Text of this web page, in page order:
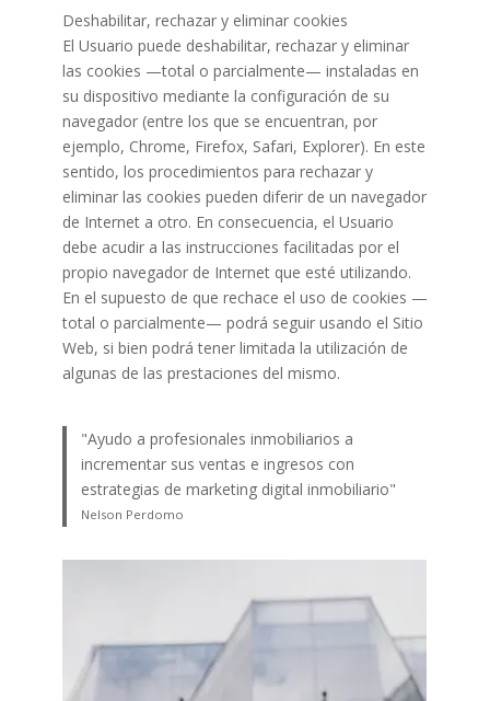
Deshabilitar, rechazar y eliminar cookies
El Usuario puede deshabilitar, rechazar y eliminar
las cookies —total o parcialmente— instaladas en
su dispositivo mediante la configuración de su
navegador (entre los que se encuentran, por
ejemplo, Chrome, Firefox, Safari, Explorer). En este
sentido, los procedimientos para rechazar y
eliminar las cookies pueden diferir de un navegador
de Internet a otro. En consecuencia, el Usuario
debe acudir a las instrucciones facilitadas por el
propio navegador de Internet que esté utilizando.
En el supuesto de que rechace el uso de cookies —
total o parcialmente— podrá seguir usando el Sitio
Web, si bien podrá tener limitada la utilización de
algunas de las prestaciones del mismo.
"Ayudo a profesionales inmobiliarios a
incrementar sus ventas e ingresos con
estrategias de marketing digital inmobiliario"
Nelson Perdomo